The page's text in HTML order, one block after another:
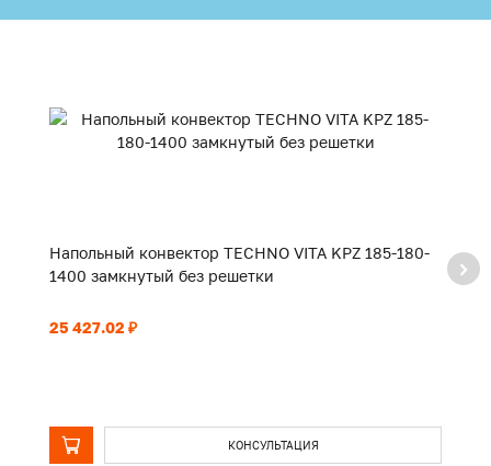
Напольный конвектор TECHNO VITA KPZ 185-180-
1400 замкнутый без решетки
25 427.02 ₽
КОНСУЛЬТАЦИЯ